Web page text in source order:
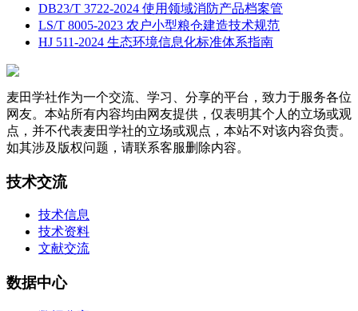
DB23/T 3722-2024 使用领域消防产品档案管
LS/T 8005-2023 农户小型粮仓建造技术规范
HJ 511-2024 生态环境信息化标准体系指南
麦田学社作为一个交流、学习、分享的平台，致力于服务各位
网友。本站所有内容均由网友提供，仅表明其个人的立场或观
点，并不代表麦田学社的立场或观点，本站不对该内容负责。
如其涉及版权问题，请联系客服删除内容。
技术交流
技术信息
技术资料
文献交流
数据中心